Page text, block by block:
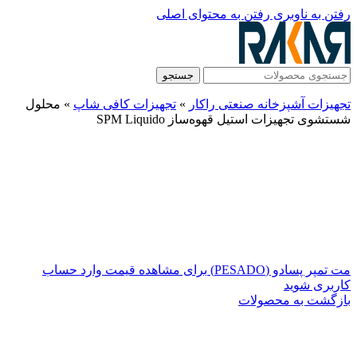
رفتن به ناوبری رفتن به محتوای اصلی
جستجو
تجهیزات آشپزخانه صنعتی راکار » تجهیزات کافی شاپ » محلول
شستشوی تجهیزات استیل قهوه‌ساز SPM Liquido
مت تمپر پسادو (PESADO)
برای مشاهده قیمت وارد حساب
کاربری شوید
بازگشت به محصولات